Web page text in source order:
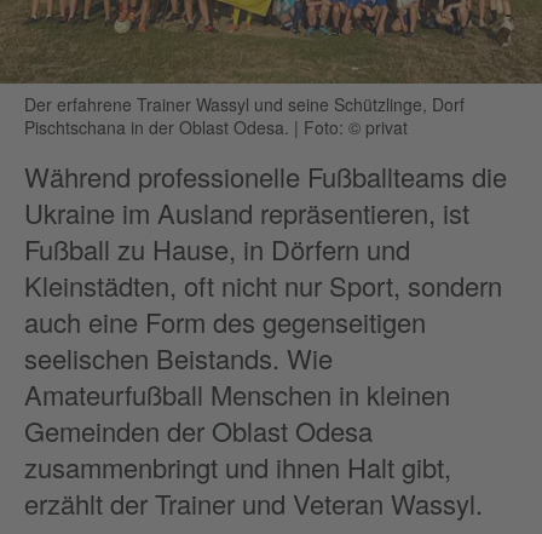
Der erfahrene Trainer Wassyl und seine Schützlinge, Dorf
Pischtschana in der Oblast Odesa. | Foto: © privat
Während professionelle Fußballteams die
Ukraine im Ausland repräsentieren, ist
Fußball zu Hause, in Dörfern und
Kleinstädten, oft nicht nur Sport, sondern
auch eine Form des gegenseitigen
seelischen Beistands. Wie
Amateurfußball Menschen in kleinen
Gemeinden der Oblast Odesa
zusammenbringt und ihnen Halt gibt,
erzählt der Trainer und Veteran Wassyl.